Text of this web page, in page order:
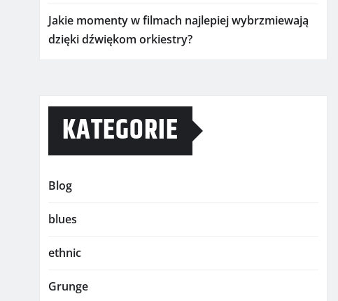
Jakie momenty w filmach najlepiej wybrzmiewają
dzięki dźwiękom orkiestry?
KATEGORIE
Blog
blues
ethnic
Grunge